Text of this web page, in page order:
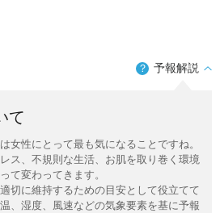
？ 予報解説
て
女性にとって最も気になることですね。
ス、不規則な生活、お肌を取り巻く環境
て変わってきます。
切に維持するための目安として役立てて
、湿度、風速などの気象要素を基に予報